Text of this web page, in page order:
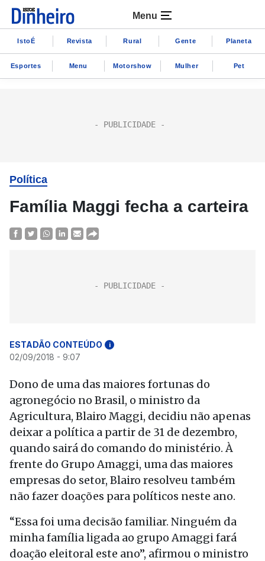
Menu
IstoÉ Revista Rural Gente Planeta
Esportes Menu Motorshow Mulher Pet
Política
Família Maggi fecha a carteira
ESTADÃO CONTEÚDO i
02/09/2018 - 9:07
Dono de uma das maiores fortunas do
agronegócio no Brasil, o ministro da
Agricultura, Blairo Maggi, decidiu não apenas
deixar a política a partir de 31 de dezembro,
quando sairá do comando do ministério. À
frente do Grupo Amaggi, uma das maiores
empresas do setor, Blairo resolveu também
não fazer doações para políticos neste ano.
“Essa foi uma decisão familiar. Ninguém da
minha família ligada ao grupo Amaggi fará
doação eleitoral este ano”, afirmou o ministro